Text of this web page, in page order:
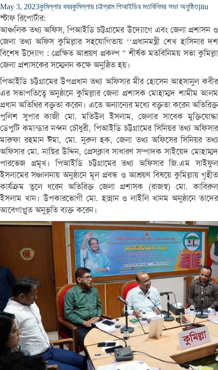
May 3, 2023কুমিল্লার খবরকুমিল্লায় চট্টগ্রাম পিআইডির মতবিনিময় সভা অনুষ্ঠিতjitu
স্টাফ রিপোর্টার:
আঞ্চলিক তথ্য অফিস, পিআইডি চট্টগ্রামের উদ্যোগে এবং জেলা প্রশাসন ও
জেলা তথ্য অফিস কুমিল্লার সহযোগিতায় ‘‘প্রধানমন্ত্রী শেখ হাসিনার দশ
বিশেষ উদ্যোগ : প্রেক্ষিত আশ্রয়ণ প্রকল্প ” শীর্ষক মতবিনিময় সভা কুমিল্লা
জেলা প্রশাসকের সম্মেলন কক্ষে অনুষ্ঠিত হয়।
পিআইডি চট্টগ্রামের উপপ্রধান তথ্য অফিসার মীর হোসেন আহসানুল কবীর
এর সভাপতিত্বে অনুষ্ঠানে কুমিল্লার জেলা প্রশাসক মোহাম্মদ শামীম আলম
প্রধান অতিথির বক্তৃতা করেন। এতে অন্যান্যের মধ্যে বক্তৃতা করেন অতিরিক্ত
পুলিশ সুপার কাজী মো. মতিউল ইসলাম, জেলার সাবেক মুক্তিযোদ্ধা
ডেপুটি কমান্ডার নন্দন চৌধুরী, পিআইডি চট্টগ্রামের সিনিয়র তথ্য অফিসার
মারুফা রহমান ঈমা, মো. নুরুল হক, জেলা তথ্য অফিসের সিনিয়র তথ্য
অফিসার মো. নাছির উদ্দিন, প্রেসক্লাব সাধারণ সম্পাদক সাইয়েদ মোহাম্মদ
পারভেজ প্রমূখ। পিআইডি চট্টগ্রামের তথ্য অফিসার জি.এম সাইফুল
ইসলামের সঞ্চালনায় অনুষ্ঠানে মূল প্রবন্ধ ও আশ্রয়ণ বিষয়ে কুমিল্লায় গৃহীত
কার্যক্রম তুলে ধরেন অতিরিক্ত জেলা প্রশাসক (রাজস্ব) মো. কাবিরুল
ইসলাম খান। উপকারভোগী মো. হান্নান ও লাইলি খানম অনুষ্ঠানে তাদের
আবেগাপ্লুত অনুভূতি ব্যক্ত করেন।